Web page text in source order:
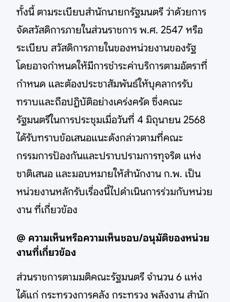
ทั้งนี้ ตามระเบียบสํานักนายกรัฐมนตรี ว่าด้วยการ
จัดสวัสดิการภายในส่วนราชการ พ.ศ. 2547 หรือ
ระเบียบ สวัสดิการภายในของหน่วยงานของรัฐ
โดยอาจกําหนดให้มีการชําระค่าบริการตามอัตราที่
กําหนด และต้องประชาสัมพันธ์ให้บุคลากรรับ
ทราบและถือปฏิบัติอย่างเคร่งครัด ซึ่งคณะ
รัฐมนตรีในการประชุมเมื่อวันที่ 4 มิถุนายน 2568
ได้รับทราบข้อเสนอแนะดังกล่าวตามที่คณะ
กรรมการป้องกันและปราบปรามการทุจริต แห่ง
ชาติเสนอ และมอบหมายให้สํานักงาน ก.พ. เป็น
หน่วยงานหลักรับเรื่องนี้ไปดําเนินการร่วมกับหน่วย
งาน ที่เกี่ยวข้อง
@ ความเห็นหรือความเห็นชอบ/อนุมัติของหน่วย
งานที่เกี่ยวข้อง
ส่วนราชการตามมติคณะรัฐมนตรี จํานวน 6 แห่ง
ได้แก่ กระทรวงการคลัง กระทรวง พลังงาน สํานัก